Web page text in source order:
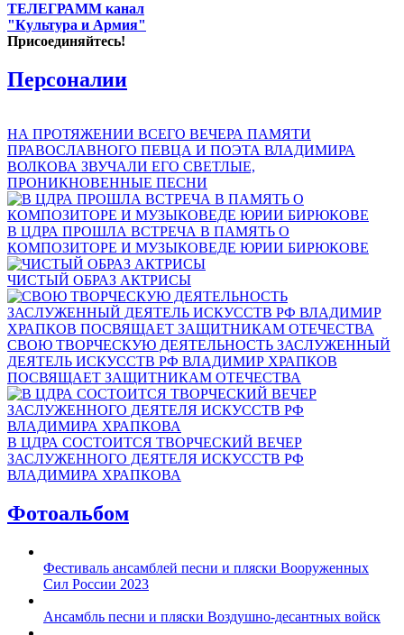
ТЕЛЕГРАММ канал
"Культура и Армия"
Присоединяйтесь!
Персоналии
НА ПРОТЯЖЕНИИ ВСЕГО ВЕЧЕРА ПАМЯТИ
ПРАВОСЛАВНОГО ПЕВЦА И ПОЭТА ВЛАДИМИРА
ВОЛКОВА ЗВУЧАЛИ ЕГО СВЕТЛЫЕ,
ПРОНИКНОВЕННЫЕ ПЕСНИ
В ЦДРА ПРОШЛА ВСТРЕЧА В ПАМЯТЬ О
КОМПОЗИТОРЕ И МУЗЫКОВЕДЕ ЮРИИ БИРЮКОВЕ
ЧИСТЫЙ ОБРАЗ АКТРИСЫ
СВОЮ ТВОРЧЕСКУЮ ДЕЯТЕЛЬНОСТЬ ЗАСЛУЖЕННЫЙ
ДЕЯТЕЛЬ ИСКУССТВ РФ ВЛАДИМИР ХРАПКОВ
ПОСВЯЩАЕТ ЗАЩИТНИКАМ ОТЕЧЕСТВА
В ЦДРА СОСТОИТСЯ ТВОРЧЕСКИЙ ВЕЧЕР
ЗАСЛУЖЕННОГО ДЕЯТЕЛЯ ИСКУССТВ РФ
ВЛАДИМИРА ХРАПКОВА
Фотоальбом
Фестиваль ансамблей песни и пляски Вооруженных
Сил России 2023
Ансамбль песни и пляски Воздушно-десантных войск